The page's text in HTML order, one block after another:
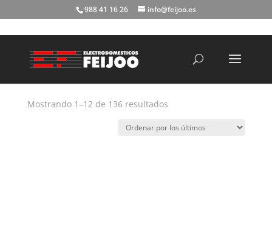
988 41 16 26 info@feijoo.es
Mostrando 1–12 de 136 resultadosOrdenado
los